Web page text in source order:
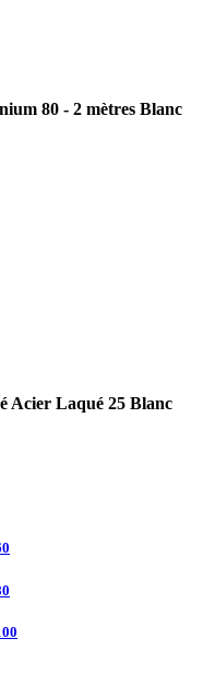
80 - 2 mètres Blanc
Acier Laqué 25 Blanc